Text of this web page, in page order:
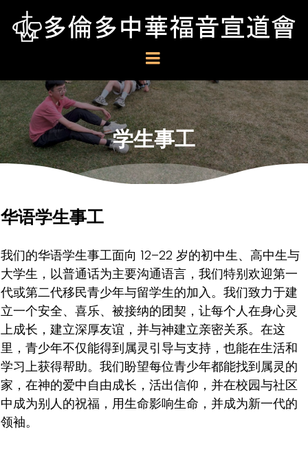
学生事工
华语学生事工
我们的华语学生事工面向 12–22 岁的初中生、高中生与
大学生，以普通话为主要沟通语言，我们特别欢迎第一
代或第二代移民青少年与留学生的加入。我们致力于建
立一个安全、喜乐、被接纳的团契，让每个人在身心灵
上成长，建立深厚友谊，并与神建立亲密关系。在这
里，青少年不仅能得到属灵引导与支持，也能在生活和
学习上获得帮助。我们盼望每位青少年都能找到属灵的
家，在神的爱中自由成长，活出信仰，并在校园与社区
中成为别人的祝福，用生命影响生命，并成为新一代的
领袖。